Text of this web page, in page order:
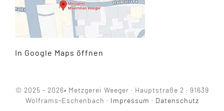
In Google Maps öffnen
© 2025 - 2026• Metzgerei Weeger · Hauptstraße 2 · 91639
Wolframs-Eschenbach · Impressum · Datenschutz